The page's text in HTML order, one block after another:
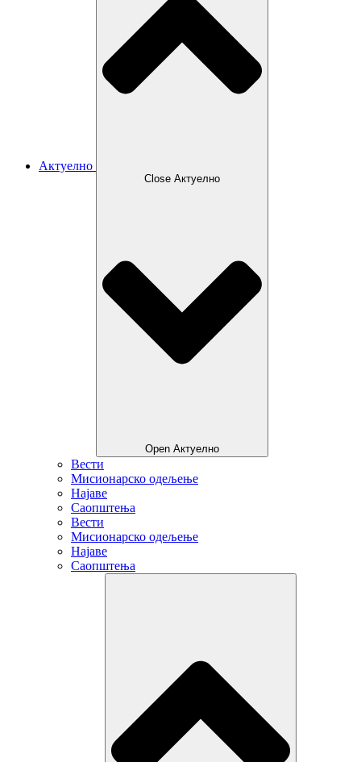
Актуелно
Close Актуелно
Open Актуелно
Вести
Мисионарско одељење
Најаве
Саопштења
Вести
Мисионарско одељење
Најаве
Саопштења